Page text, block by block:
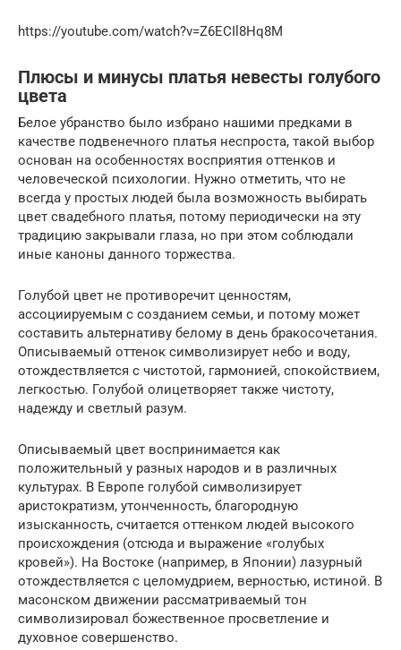
https://youtube.com/watch?v=Z6ECIl8Hq8M
Плюсы и минусы платья невесты голубого
цвета
Белое убранство было избрано нашими предками в
качестве подвенечного платья неспроста, такой выбор
основан на особенностях восприятия оттенков и
человеческой психологии. Нужно отметить, что не
всегда у простых людей была возможность выбирать
цвет свадебного платья, потому периодически на эту
традицию закрывали глаза, но при этом соблюдали
иные каноны данного торжества.
Голубой цвет не противоречит ценностям,
ассоциируемым с созданием семьи, и потому может
составить альтернативу белому в день бракосочетания.
Описываемый оттенок символизирует небо и воду,
отождествляется с чистотой, гармонией, спокойствием,
легкостью. Голубой олицетворяет также чистоту,
надежду и светлый разум.
Описываемый цвет воспринимается как
положительный у разных народов и в различных
культурах. В Европе голубой символизирует
аристократизм, утонченность, благородную
изысканность, считается оттенком людей высокого
происхождения (отсюда и выражение «голубых
кровей»). На Востоке (например, в Японии) лазурный
отождествляется с целомудрием, верностью, истиной. В
масонском движении рассматриваемый тон
символизировал божественное просветление и
духовное совершенство.